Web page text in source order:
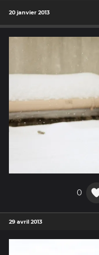
20 janvier 2013
0
29 avril 2013